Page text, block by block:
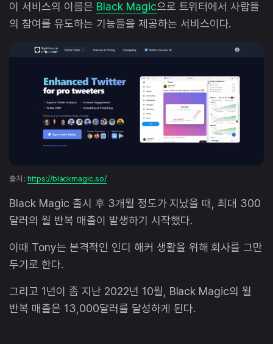
이 서비스의 이름은 Black Magic으로 트위터에서 사람들
의 참여를 유도하는 기능들을 제공하는 서비스이다.
출처 : https://blackmagic.so/
Black Magic 출시 후 3개월 정도가 지났을 때, 최대 300
달러의 월 반복 매출이 발생하기 시작했다.
이때 Tony는 본격적인 인디 해커 생활을 위해 회사를 그만
두기로 한다.
그리고 1년이 좀 지난 2022년 10월, Black Magic의 월
반복 매출은 13,000달러를 달성하게 된다.